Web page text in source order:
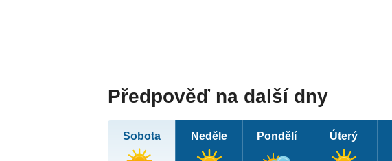
Předpověď na další dny
Sobota Neděle Pondělí Úterý